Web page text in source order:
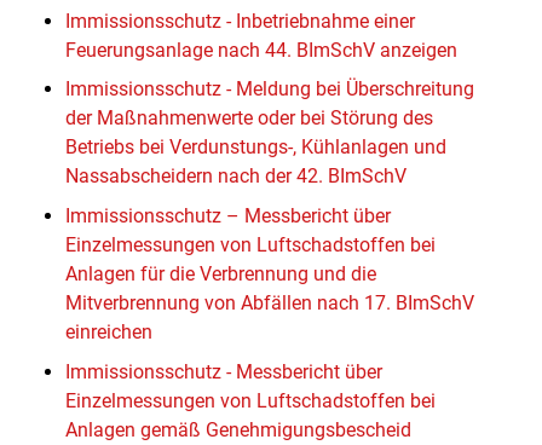
Immissionsschutz - Inbetriebnahme einer
Feuerungsanlage nach 44. BImSchV anzeigen
Immissionsschutz - Meldung bei Überschreitung
der Maßnahmenwerte oder bei Störung des
Betriebs bei Verdunstungs-, Kühlanlagen und
Nassabscheidern nach der 42. BImSchV
Immissionsschutz – Messbericht über
Einzelmessungen von Luftschadstoffen bei
Anlagen für die Verbrennung und die
Mitverbrennung von Abfällen nach 17. BImSchV
einreichen
Immissionsschutz - Messbericht über
Einzelmessungen von Luftschadstoffen bei
Anlagen gemäß Genehmigungsbescheid